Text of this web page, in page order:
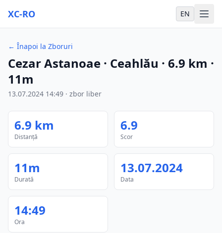
XC-RO EN
← Înapoi la Zboruri
Cezar Astanoae · Ceahlău · 6.9 km ·
11m
13.07.2024 14:49 · zbor liber
6.9 km
Distanță
6.9
Scor
11m
Durată
13.07.2024
Data
14:49
Ora